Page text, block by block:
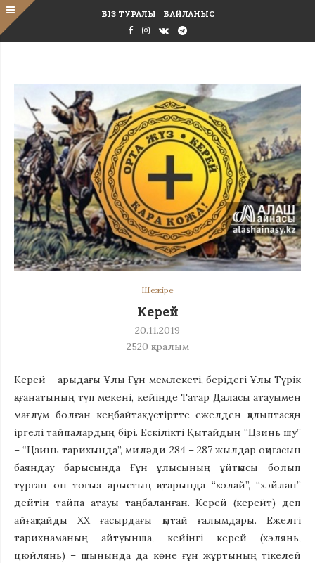
БІЗ ТУРАЛЫ БАЙЛАНЫС
Шежіре
Керей
20.11.2019
2520 қаралым
Керей – арыдағы Ұлы Ғұн мемлекеті, берідегі Ұлы Түрік
қағанатының түп мекені, кейінде Татар Даласы атауымен
мағлұм болған кеңбайтақ үстіртте ежелден қалыптасқан
іргелі тайпалардың бірі. Ескілікті Қытайдың “Цзинь шу”
– “Цзинь тарихында”, миләди 284 – 287 жылдар оқиғасын
баяндау барысында Ғұн ұлысының ұйтқысы болып
тұрған он тоғыз арыстың қатарында “хэлай”, “хэйлан”
дейтін тайпа атауы таңбаланған. Керей (керейт) деп
айғақтайды ХХ ғасырдағы қытай ғалымдары. Ежелгі
тарихнаманың айтуынша, кейінгі керей (хэлянь,
цюйлянь) – шынында да көне ғұн жұртының тікелей